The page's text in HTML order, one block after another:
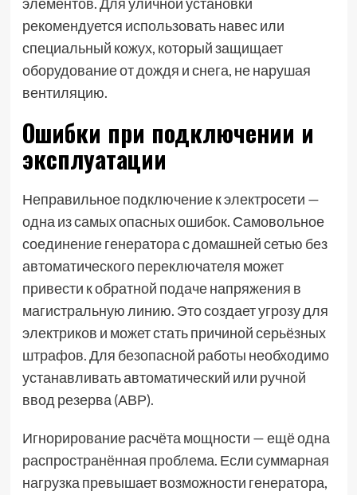
рекомендуется использовать навес или
специальный кожух, который защищает
оборудование от дождя и снега, не нарушая
вентиляцию.
Ошибки при подключении и
эксплуатации
Неправильное подключение к электросети —
одна из самых опасных ошибок. Самовольное
соединение генератора с домашней сетью без
автоматического переключателя может
привести к обратной подаче напряжения в
магистральную линию. Это создает угрозу для
электриков и может стать причиной серьёзных
штрафов. Для безопасной работы необходимо
устанавливать автоматический или ручной
ввод резерва (АВР).
Игнорирование расчёта мощности — ещё одна
распространённая проблема. Если суммарная
нагрузка превышает возможности генератора,